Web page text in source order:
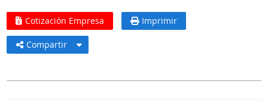
Cotización Empresa Imprimir
Compartir